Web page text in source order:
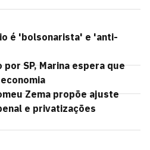
é 'bolsonarista' e 'anti-
SP, Marina espera que
Zema propõe ajuste
e privatizações